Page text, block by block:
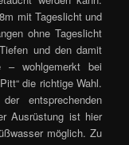
mit Tageslicht und
ohne Tageslicht
und den damit
– wohlgemerkt bei
die richtige Wahl.
entsprechenden
Ausrüstung ist hier
möglich. Zu